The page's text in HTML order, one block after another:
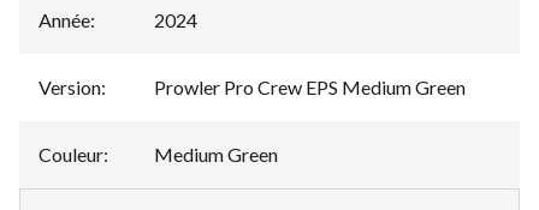
Année: 2024
Version: Prowler Pro Crew EPS Medium Green
Couleur: Medium Green